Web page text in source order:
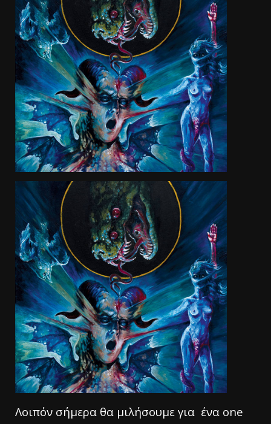
Λοιπόν σήμερα θα μιλήσουμε για ένα one